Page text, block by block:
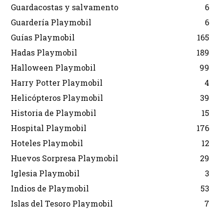
Guardacostas y salvamento
6
Guardería Playmobil
6
Guías Playmobil
165
Hadas Playmobil
189
Halloween Playmobil
99
Harry Potter Playmobil
4
Helicópteros Playmobil
39
Historia de Playmobil
15
Hospital Playmobil
176
Hoteles Playmobil
12
Huevos Sorpresa Playmobil
29
Iglesia Playmobil
3
Indios de Playmobil
53
Islas del Tesoro Playmobil
7